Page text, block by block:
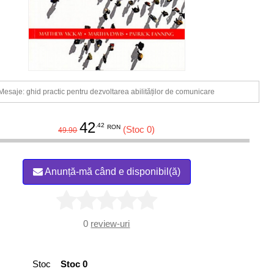
ghid practic pentru dezvoltarea abilităților de comunicare
49.90 42 .42 RON (Stoc 0)
Anunță-mă când e disponibil(ă)
0 review-uri
Stoc Stoc 0